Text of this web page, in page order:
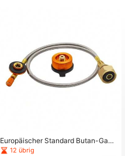
Europäischer Standard Butan-Gask
artusche Nachfüllventil, flache Gas
12 übrig